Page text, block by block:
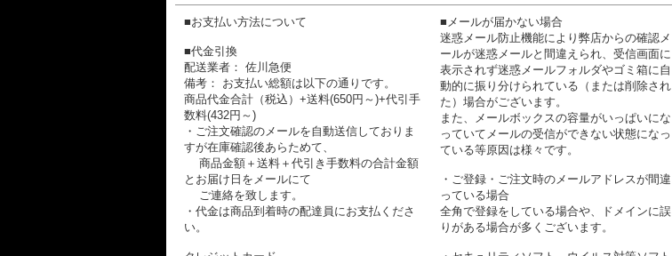
■お支払い方法について
■代金引換
配送業者： 佐川急便
備考： お支払い総額は以下の通りです。
商品代金合計（税込）+送料(650円～)+代引手
数料(432円～)
・ご注文確認のメールを自動送信しておりま
すが在庫確認後あらためて、
商品金額＋送料＋代引き手数料の合計金額
とお届け日をメールにて
ご連絡を致します。
・代金は商品到着時の配達員にお支払くださ
い。
■メールが届かない場合
迷惑メール防止機能により弊店からの確認メ
ールが迷惑メールと間違えられ、受信画面に
表示されず迷惑メールフォルダやゴミ箱に自
動的に振り分けられている（または削除され
た）場合がございます。
また、メールボックスの容量がいっぱいにな
っていてメールの受信ができない状態になっ
ている等原因は様々です。
・ご登録・ご注文時のメールアドレスが間違
っている場合
全角で登録をしている場合や、ドメインに誤
りがある場合が多くございます。